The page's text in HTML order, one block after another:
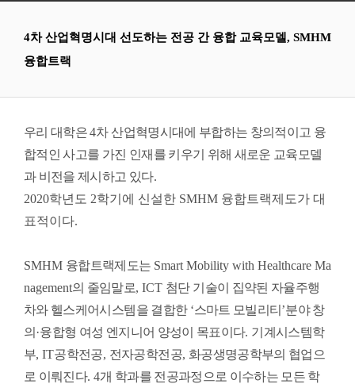
4차 산업혁명시대 선도하는 전공 간 융합 교육모델, SMHM
융합트랙
우리 대학은4차 산업혁명시대에 부합하는 창의적이고 융
합적인 사고를 가진 인재를 키우기 위해 새로운 교육모델
과 비전을 제시하고 있다.
2020학년도 2학기에 신설한 SMHM 융합트랙제도가 대
표적이다.
SMHM 융합트랙제도는 Smart Mobility with Healthcare Ma
nagement의 줄임말로, ICT 첨단 기술이 집약된 자율주행
차와 헬스케어시스템을 결합한 ‘스마트 모빌리티 ’분야 창
의 ·융합형 여성 엔지니어 양성이 목표이다. 기계시스템학
부, IT공학전공, 전자공학전공, 화공생명공학부의 협업으
로 이뤄진다. 4개 학과를 전공과정으로 이수하는 모든 학